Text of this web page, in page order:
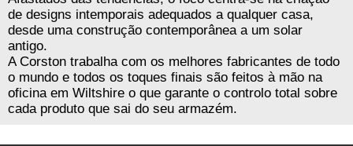
de designs intemporais adequados a qualquer casa,
desde uma construção contemporânea a um solar
antigo.
A Corston trabalha com os melhores fabricantes de todo
o mundo e todos os toques finais são feitos à mão na
oficina em Wiltshire o que garante o controlo total sobre
cada produto que sai do seu armazém.